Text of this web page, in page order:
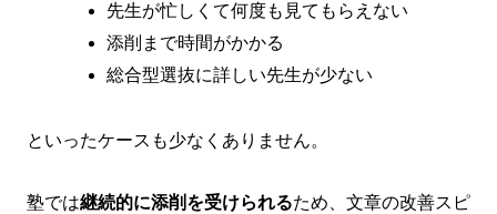
先生が忙しくて何度も見てもらえない
添削まで時間がかかる
総合型選抜に詳しい先生が少ない
といったケースも少なくありません。
塾では継続的に添削を受けられるため、文章の改善スピ